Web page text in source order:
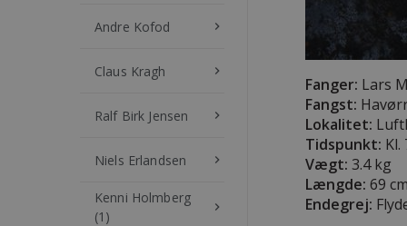
Andre Kofod keyboard_arrow_right
Claus Kragh keyboard_arrow_right
Ralf Birk Jensen keyboard_arrow_right
Niels Erlandsen keyboard_arrow_right
Kenni Holmberg
(1)
keyboard_arrow_right
Fanger: Lars
Fangst:
Lokalitet:
Tidspunkt: Kl.
Vægt: 3.4 kg
Længde: 69 cm
Endegrej: